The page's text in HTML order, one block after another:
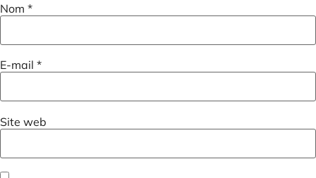
Nom *
E-mail *
Site web